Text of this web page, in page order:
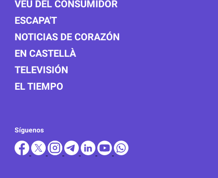
VEU DEL CONSUMIDOR
ESCAPA'T
NOTICIAS DE CORAZÓN
EN CASTELLÀ
TELEVISIÓN
EL TIEMPO
Síguenos